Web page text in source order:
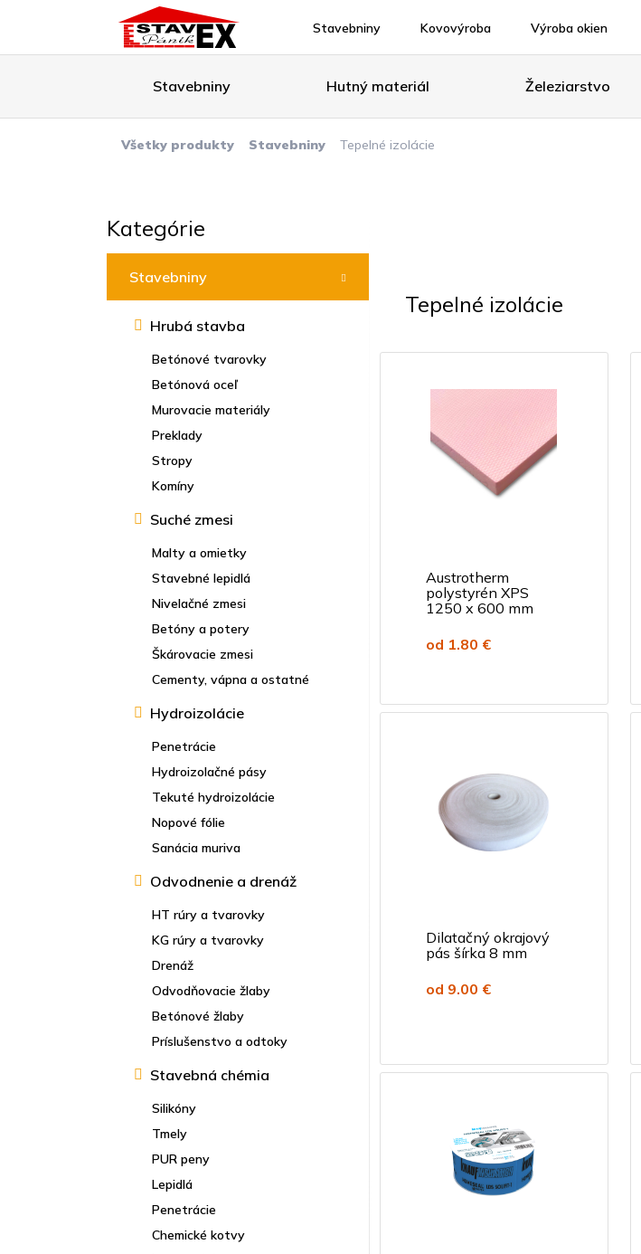
Stavebniny Kovovýroba Výroba okien
Stavebniny Hutný materiál Železiarstvo
Všetky produkty Stavebniny Tepelné izolácie
Kategórie
Stavebniny
Hrubá stavba
Betónové tvarovky
Betónová oceľ
Murovacie materiály
Preklady
Stropy
Komíny
Suché zmesi
Malty a omietky
Stavebné lepidlá
Nivelačné zmesi
Betóny a potery
Škárovacie zmesi
Cementy, vápna a ostatné
Hydroizolácie
Penetrácie
Hydroizolačné pásy
Tekuté hydroizolácie
Nopové fólie
Sanácia muriva
Odvodnenie a drenáž
HT rúry a tvarovky
KG rúry a tvarovky
Drenáž
Odvodňovacie žlaby
Betónové žlaby
Príslušenstvo a odtoky
Stavebná chémia
Silikóny
Tmely
PUR peny
Lepidlá
Penetrácie
Chemické kotvy
Tepelné izolácie
Austrotherm
polystyrén XPS
1250 x 600 mm
od 1.80 €
Dilatačný okrajový
pás šírka 8 mm
od 9.00 €